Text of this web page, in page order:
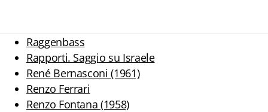
Raggenbass
Rapporti. Saggio su Israele
René Bernasconi (1961)
Renzo Ferrari
Renzo Fontana (1958)
Giampiero Casagrande editore
Biblioteca letteraria Nord-Sud
Attualità & Studi